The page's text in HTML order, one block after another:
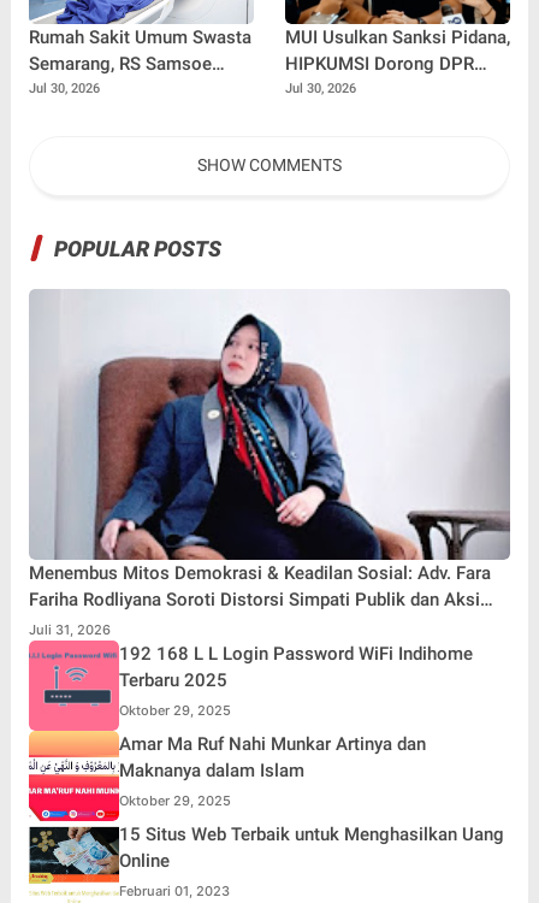
Rumah Sakit Umum Swasta
Semarang, RS Samsoe
Hidajat Perluas Layanan
Jul 30, 2026
MUI Usulkan Sanksi Pidana,
HIPKUMSI Dorong DPR
Segera Bertindak
Jul 30, 2026
SHOW COMMENTS
POPULAR POSTS
Menembus Mitos Demokrasi & Keadilan Sosial: Adv. Fara
Fariha Rodliyana Soroti Distorsi Simpati Publik dan Aksi
Main Hakim Sendiri
Juli 31, 2026
192 168 L L Login Password WiFi Indihome
Terbaru 2025
Oktober 29, 2025
Amar Ma Ruf Nahi Munkar Artinya dan
Maknanya dalam Islam
Oktober 29, 2025
15 Situs Web Terbaik untuk Menghasilkan Uang
Online
Februari 01, 2023